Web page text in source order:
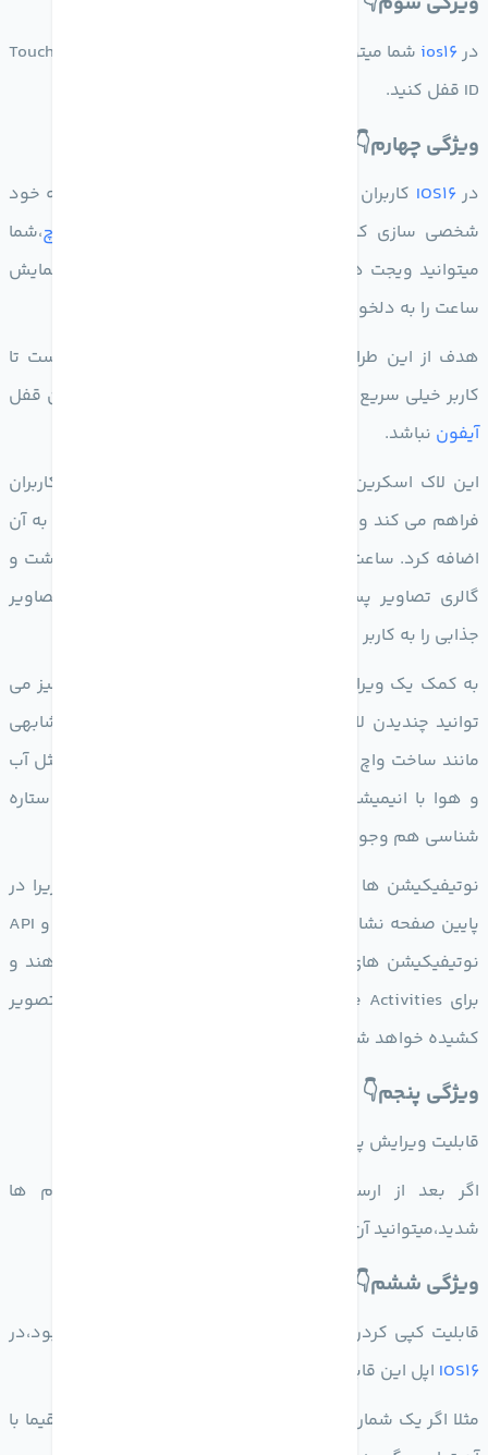
در ios16
شما میتوانید تصویرهای مخفی را توسط Face ID و Touch
ID قفل کنید.
ویژگی چهارم👇
در IOS16 کاربران میتوانند به راحتی صفحه قفل را به سلیقه خود
شخصی سازی کنند،درست مثل واچ فیس ها در
اپل واچ،شما
میتوانید ویجت ها را به
اضافه کنید و سبک نمایش
ساعت را به دلخواه تغییر دهید.
هدف از این طراحی جدید، فراهم شدن اطلاعات بیشتر است تا
کاربر خیلی سریع آن ها را مشاهده کند و نیازی به باز کردن قفل
آیفون نباشد.
این لاک اسکرین جدید امکان شخصی سازی را نیز برای کاربران
فراهم می کند و می توان عکس های حالت پرتره و فیلتر را به آن
اضافه کرد. ساعت هم فونت و رنگ های متنوعی خواهدداشت و
گالری تصاویر پس زمینه تازه ای اضافه شده است که تصاویر
جذابی را به کاربر پیشنهاد می دهد.
به کمک یک ویرایشگر صفحه قفل (Lock Screen Editor) نیز می
توانید چندیدن لاک اسکرین مختلف خلق کنید و فرآیند مشابهی
مانند ساخت واچ فیس های
دارد. دیگر المان ها مثل آب
و هوا با انیمیشن، تصویر پس زمینه ایموجی و مجموعه ستاره
شناسی هم وجود دارد.
نوتیفیکیشن ها هم آپدیت شده است تا المان های بیشتریرا در
پایین صفحه نشان دهد. ویژگی های جدید Live Activities و API
نوتیفیکیشن های مختصر و مفیدی را به کاربر نشان می دهند و
برای Live Activities موزیک نیز ظاهر هنری مربوطه به تصویر
کشیده خواهد شد.
ویژگی پنجم👇
قابلیت ویرایش پیام های ارسال شده در iMessage
اگر بعد از ارسال پیام مایل به حذف دو طرفه پیام ها
شدید،میتوانید آن پیام را به صورت دو طرفه حذف کنید.
ویژگی ششم👇
قابلیت کپی کردن متن در تصاویر در IOS15 اضافه شده بود،در
IOS16 اپل این قابلیت را به ویدئو ها هم اضافه کرد.
مثلا اگر یک شماره تلفن در تصویری بود، می‌توانستید مستقیما با